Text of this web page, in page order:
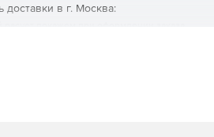
доставки в г. Москва: